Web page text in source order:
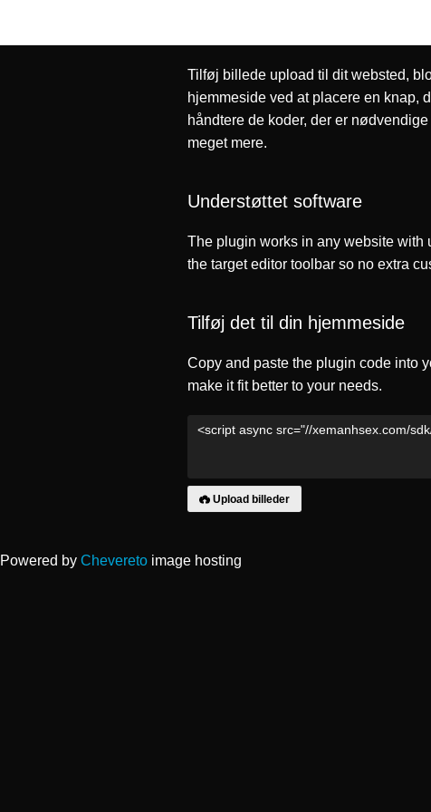
Tilføj billede upload til dit websted,
hjemmeside ved at placere en knap,
håndtere de koder, der er
meget mere.
Understøttet software
The plugin works in any website with
the target editor toolbar so no extra
Tilføj det til din hjemmeside
Copy and paste the plugin code into
make it fit better to your needs.
Upload billeder
Powered by Chevereto image hosting